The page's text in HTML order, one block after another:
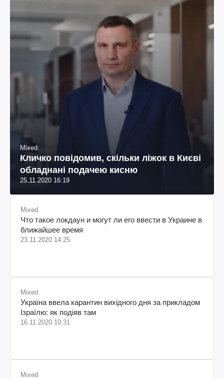
Mixed
Кличко повідомив, скільки ліжок в Києві
обладнані подачею кисню
25.11.2020 16:19
Mixed
Что такое локдаун и могут ли его ввести в Украине в
ближайшее время
23.11.2020 14:25
Mixed
Україна ввела карантин вихідного дня за прикладом
Ізраїлю: як подіяв там
16.11.2020 10:31
Mixed